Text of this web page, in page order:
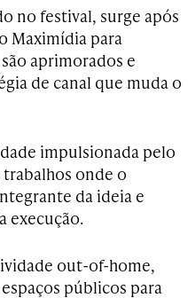
no festival, surge após
Maximídia para
aprimorados e
de canal que muda o
impulsionada pelo
onde o
da ideia e
execução.
out-of-home,
públicos para